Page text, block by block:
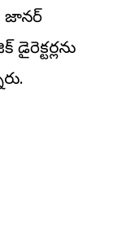
జానర్